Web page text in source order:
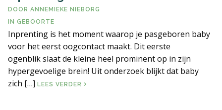
ERVARINGSBLOG
VEELGESTELDE VRAGEN
LITERATUUR EN LINKS
DOOR ANNEMIEKE NIEBORG
IN GEBOORTE
Inprenting is het moment waarop je pasgeboren baby
voor het eerst oogcontact maakt. Dit eerste
ogenblik slaat de kleine heel prominent op in zijn
hypergevoelige brein! Uit onderzoek blijkt dat baby
zich […] LEES VERDER INPRENTING